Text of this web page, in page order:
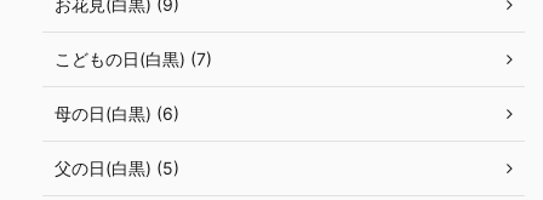
こどもの日(白黒) (7)
母の日(白黒) (6)
父の日(白黒) (5)